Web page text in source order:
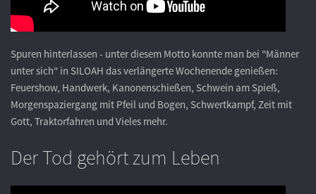
Spuren hinterlassen - unter diesem Motto konnte man bei "Männer
unter sich" in SILOAH das verlängerte Wochenende genießen:
Feuershow, Handwerk, Kanonenschießen, Schwein am Spieß,
Morgenspaziergang mit Pfeil und Bogen, Schwertkampf, Zeit mit
Gott, Traktorfahren und Vieles mehr.
Der Tod gehört zum Leben